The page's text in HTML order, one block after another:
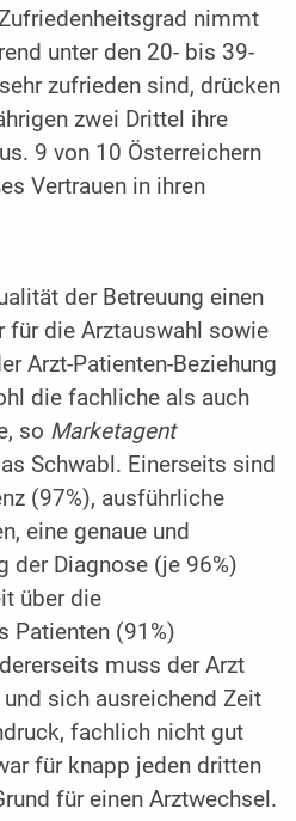
nimmt
unter den 20- bis 39-
zufrieden sind, drücken
zwei Drittel ihre
9 von 10 Österreichern
Vertrauen in ihren
der Betreuung einen
für die Arztauswahl sowie
Arzt-Patienten-Beziehung
die fachliche als auch
so Marketagent
Schwabl. Einerseits sind
(97%), ausführliche
eine genaue und
der Diagnose (je 96%)
über die
Patienten (91%)
muss der Arzt
sich ausreichend Zeit
fachlich nicht gut
für knapp jeden dritten
für einen Arztwechsel.